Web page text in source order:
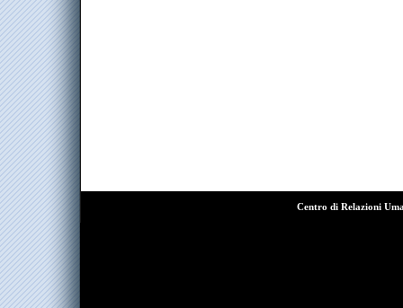
Centro di Relazioni